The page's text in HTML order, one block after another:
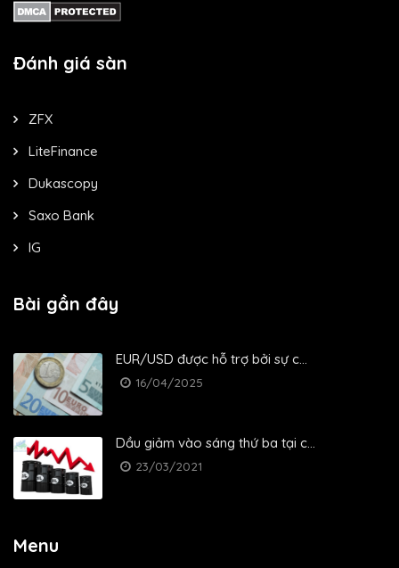
Đánh giá sàn
ZFX
LiteFinance
Dukascopy
Saxo Bank
IG
Bài gần đây
EUR/USD được hỗ trợ bởi sự c...
16/04/2025
Dầu giảm vào sáng thứ ba tại c...
23/03/2021
Menu